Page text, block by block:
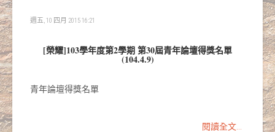
週五, 10 四月 2015 16:21
[榮耀]103學年度第2學期 第30屆青年論壇得獎名單
(104.4.9)
青年論壇得獎名單
閱讀全文...